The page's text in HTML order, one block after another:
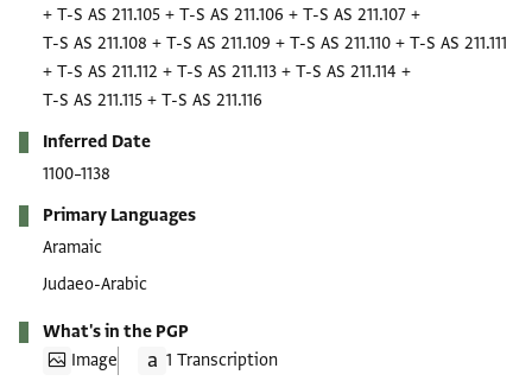
+ T-S AS 211.105 + T-S AS 211.106 + T-S AS 211.107 +
T-S AS 211.108 + T-S AS 211.109 + T-S AS 211.110 + T-S AS 211.111
+ T-S AS 211.112 + T-S AS 211.113 + T-S AS 211.114 +
T-S AS 211.115 + T-S AS 211.116
Inferred Date
1100–1138
Primary Languages
Aramaic
Judaeo-Arabic
What's in the PGP
Image
1 Transcription